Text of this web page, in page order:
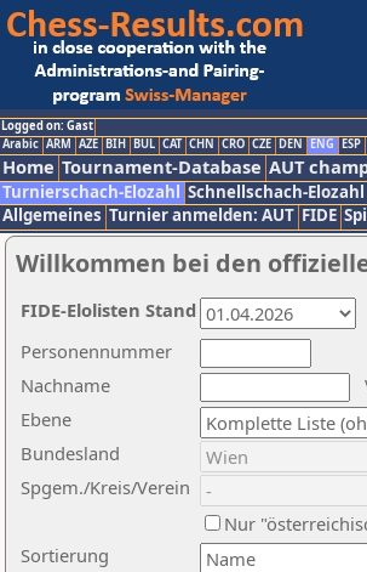
Logged on: Gast
Arabic ARM AZE BIH BUL CAT CHN CRO CZE DEN ENG ESP
Home Tournament-Database AUT
Turnierschach-Elozahl Schnellschach-Elozahl
Allgemeines Turnier anmelden: AUT FIDE
Willkommen bei den
Nachname
Ebene
Sortierung
Personennummer
Bundesland
Spgem./Kreis/Verein
Nur
FIDE-Elolisten Stand